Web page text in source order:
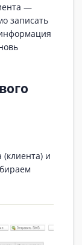
—
записать
и